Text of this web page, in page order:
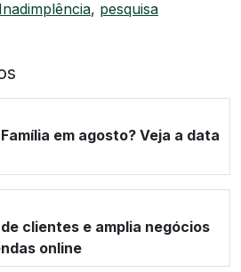
Inadimplência, pesquisa
em agosto? Veja a data
clientes e amplia negócios
online